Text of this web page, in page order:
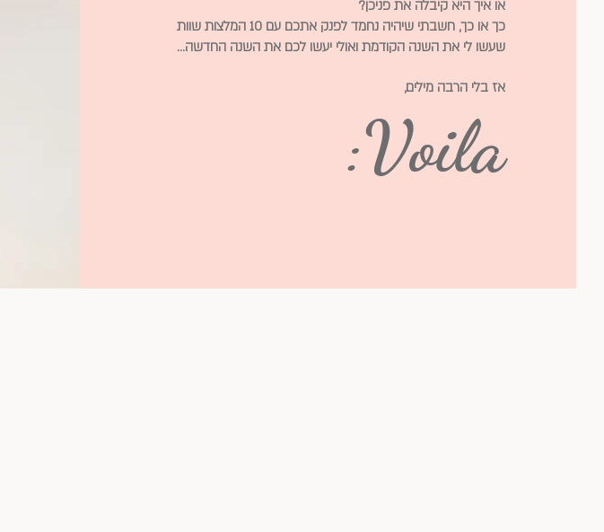
או איך היא קיבלה את פניכן?
כך או כך, חשבתי שיהיה נחמד לפנק אתכם עם 10 המלצות שוות
שעשו לי את השנה הקודמת ואולי יעשו לכם את השנה החדשה…
אז בלי הרבה מילים,
Voila: